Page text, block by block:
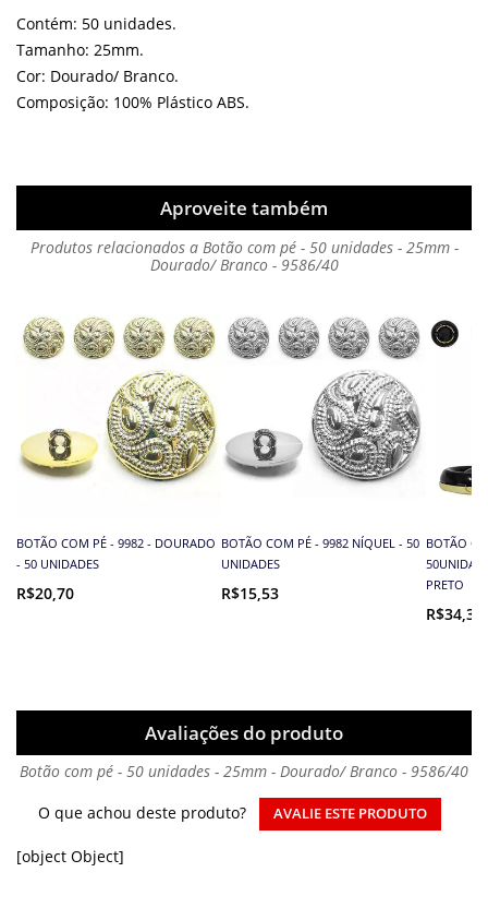
Contém: 50 unidades.
Tamanho: 25mm.
Cor: Dourado/ Branco.
Composição: 100% Plástico ABS.
Aproveite também
Produtos relacionados a Botão com pé - 50 unidades - 25mm -
Dourado/ Branco - 9586/40
BOTÃO COM PÉ - 9982 - DOURADO
- 50 UNIDADES
R$20,70
BOTÃO COM PÉ - 9982 NÍQUEL - 50
UNIDADES
R$15,53
BOTÃO
PRETO
R$34,39
Avaliações do produto
Botão com pé - 50 unidades - 25mm - Dourado/ Branco - 9586/40
O que achou deste produto?
AVALIE ESTE PRODUTO
[object Object]